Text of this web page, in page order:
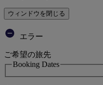
ウィンドウを閉じる
エラー
ご希望の旅先
Booking Dates